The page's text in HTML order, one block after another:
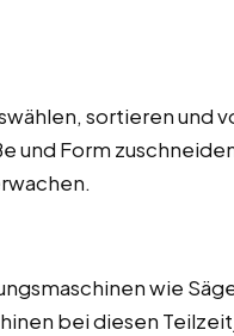
sortieren und
und Form
wie
bei diesen